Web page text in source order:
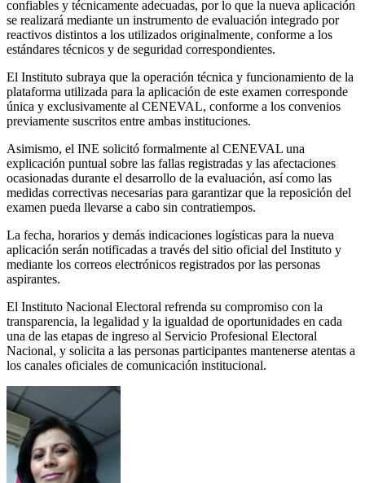
confiables y técnicamente adecuadas, por lo que la nueva aplicación
se realizará mediante un instrumento de evaluación integrado por
reactivos distintos a los utilizados originalmente, conforme a los
estándares técnicos y de seguridad correspondientes.
El Instituto subraya que la operación técnica y funcionamiento de la
plataforma utilizada para la aplicación de este examen corresponde
única y exclusivamente al CENEVAL, conforme a los convenios
previamente suscritos entre ambas instituciones.
Asimismo, el INE solicitó formalmente al CENEVAL una
explicación puntual sobre las fallas registradas y las afectaciones
ocasionadas durante el desarrollo de la evaluación, así como las
medidas correctivas necesarias para garantizar que la reposición del
examen pueda llevarse a cabo sin contratiempos.
La fecha, horarios y demás indicaciones logísticas para la nueva
aplicación serán notificadas a través del sitio oficial del Instituto y
mediante los correos electrónicos registrados por las personas
aspirantes.
El Instituto Nacional Electoral refrenda su compromiso con la
transparencia, la legalidad y la igualdad de oportunidades en cada
una de las etapas de ingreso al Servicio Profesional Electoral
Nacional, y solicita a las personas participantes mantenerse atentas a
los canales oficiales de comunicación institucional.